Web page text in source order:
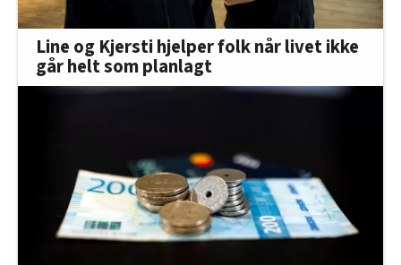
Line og Kjersti hjelper folk når livet ikke
går helt som planlagt